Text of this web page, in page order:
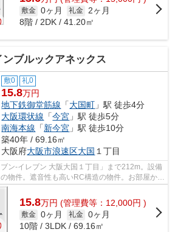
敷金 0ヶ月 礼金 2ヶ月
8階 / 2DK / 41.20㎡
ンブルックアネックス
敷0 礼0
15.8万円
地下鉄御堂筋線 「大国町 」駅 徒歩4分
大阪環状線 「今宮 」駅 徒歩5分
南海本線 「新今宮 」駅 徒歩10分
築40年 / 69.16㎡
大阪府大阪市浪速区大国 １丁目
ン‐イレブン 大阪大国１丁目」まで212m。設備
物件。遮音性も高いRC構造の物件。お部屋から
、遅刻する...
15.8万円 (管理費等：12,000円 )
敷金 0ヶ月 礼金 0ヶ月
10階 / 3LDK / 69.16㎡